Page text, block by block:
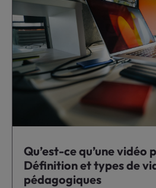
Qu’est-ce qu’une vidéo
Définition et types de
pédagogiques